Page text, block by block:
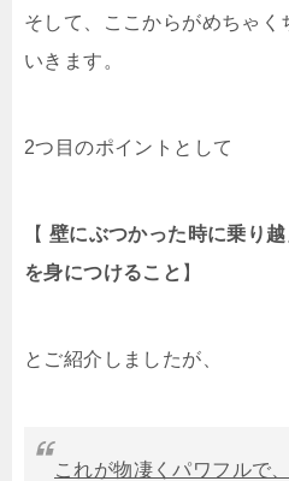
そして、ここからがめちゃく
いきます。
2つ目のポイントとして
【 壁にぶつかった時に乗り
を身につけること 】
とご紹介しましたが、
これが物凄くパワフルで、